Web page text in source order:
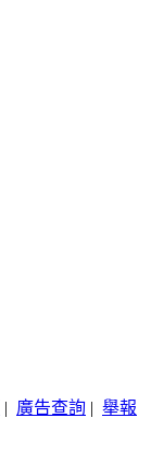
| 廣告查詢 | 舉報